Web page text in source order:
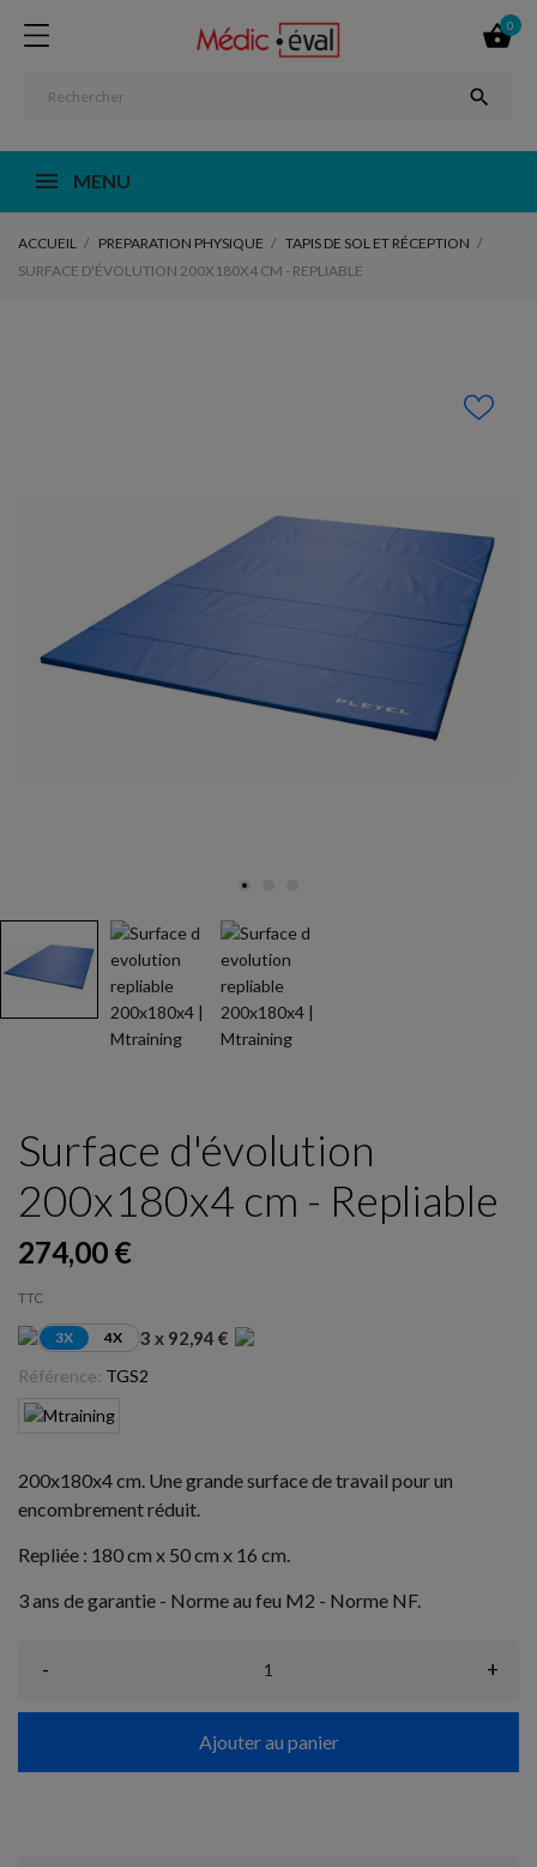

0

MENU
ACCUEIL PREPARATION PHYSIQUE
TAPIS DE SOL ET RÉCEPTION
SURFACE D'ÉVOLUTION 200X180X4 CM - REPLIABLE
Surface d'évolution
200x180x4 cm - Repliable
274,00 €
TTC
3X 4X 3 x 92,94 €
Référence: TGS2
200x180x4 cm. Une grande surface de travail pour un
encombrement réduit.
Repliée : 180 cm x 50 cm x 16 cm.
3 ans de garantie - Norme au feu M2 - Norme NF.
- +
Ajouter au panier